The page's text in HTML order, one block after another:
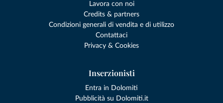
Lavora con noi
Credits & partners
Condizioni generali di vendita e di utilizzo
Contattaci
Privacy & Cookies
Inserzionisti
Entra in Dolomiti
Pubblicità su Dolomiti.it